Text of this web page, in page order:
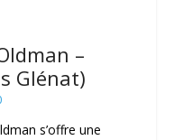
–
Glénat)
s’offre une